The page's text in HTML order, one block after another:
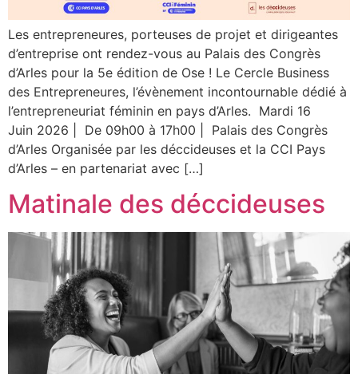
Les entrepreneures, porteuses de projet et dirigeantes
d’entreprise ont rendez-vous au Palais des Congrès
d’Arles pour la 5e édition de Ose ! Le Cercle Business
des Entrepreneures, l’évènement incontournable dédié à
l’entrepreneuriat féminin en pays d’Arles. Mardi 16
Juin 2026 | De 09h00 à 17h00 | Palais des Congrès
d’Arles Organisée par les déccideuses et la CCI Pays
d’Arles – en partenariat avec […]
Matinale des déccideuses